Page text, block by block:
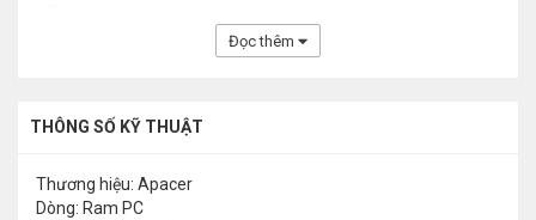
Đọc thêm
THÔNG SỐ KỸ THUẬT
Thương hiệu: Apacer
Dòng: Ram PC